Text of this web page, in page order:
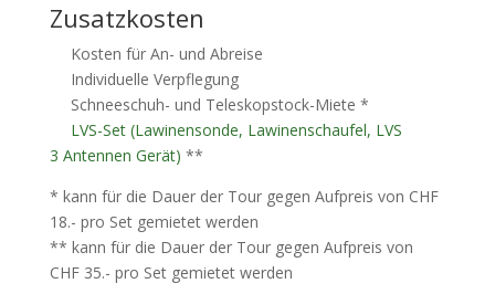
Zusatzkosten
Kosten für An- und Abreise
Individuelle Verpflegung
Schneeschuh- und Teleskopstock-Miete *
LVS-Set (Lawinensonde, Lawinenschaufel, LVS
3 Antennen Gerät) **
* kann für die Dauer der Tour gegen Aufpreis von CHF
18.- pro Set gemietet werden
** kann für die Dauer der Tour gegen Aufpreis von
CHF 35.- pro Set gemietet werden